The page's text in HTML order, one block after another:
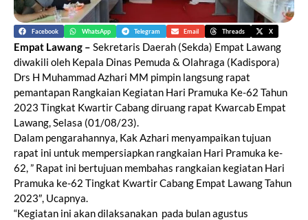
Facebook WhatsApp Telegram Email Threads X
Empat Lawang – Sekretaris Daerah (Sekda) Empat Lawang
diwakili oleh Kepala Dinas Pemuda & Olahraga (Kadispora)
Drs H Muhammad Azhari MM pimpin langsung rapat
pemantapan Rangkaian Kegiatan Hari Pramuka Ke-62 Tahun
2023 Tingkat Kwartir Cabang diruang rapat Kwarcab Empat
Lawang, Selasa (01/08/23).
Dalam pengarahannya, Kak Azhari menyampaikan tujuan
rapat ini untuk mempersiapkan rangkaian Hari Pramuka ke-
62, ” Rapat ini bertujuan membahas rangkaian kegiatan Hari
Pramuka ke-62 Tingkat Kwartir Cabang Empat Lawang Tahun
2023″, Ucapnya.
“Kegiatan ini akan dilaksanakan pada bulan agustus